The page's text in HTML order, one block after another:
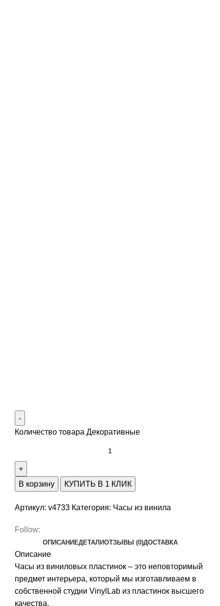
Количество товара Декоративные
В корзину КУПИТЬ В 1 КЛИК
Артикул: v4733 Категория: Часы из винила
Follow:
ОПИСАНИЕДЕТАЛИОТЗЫВЫ (0)ДОСТАВКА
Описание
Часы из виниловых пластинок – это неповторимый
предмет интерьера, который мы изготавливаем в
собственной студии VinylLab из пластинок высшего
качества.